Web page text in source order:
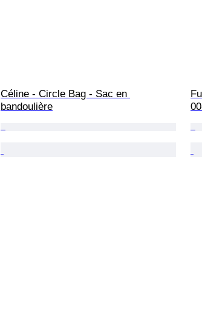
Céline - Circle Bag - Sac en
bandoulière